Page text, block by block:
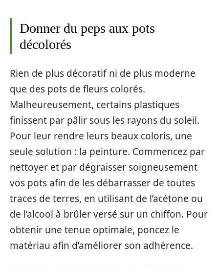
Donner du peps aux pots
décolorés
Rien de plus décoratif ni de plus moderne
que des pots de fleurs colorés.
Malheureusement, certains plastiques
finissent par pâlir sous les rayons du soleil.
Pour leur rendre leurs beaux coloris, une
seule solution : la peinture. Commencez par
nettoyer et par dégraisser soigneusement
vos pots afin de les débarrasser de toutes
traces de terres, en utilisant de l’acétone ou
de l’alcool à brûler versé sur un chiffon. Pour
obtenir une tenue optimale, poncez le
matériau afin d’améliorer son adhérence.